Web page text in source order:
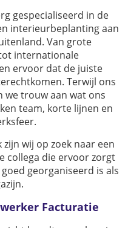
gespecialiseerd in de
interieurbeplanting aan
Van grote
internationale
ervoor dat de juiste
Terwijl ons
trouw aan wat ons
team, korte lijnen en
wij op zoek naar een
collega die ervoor zorgt
georganiseerd is als
Facturatie